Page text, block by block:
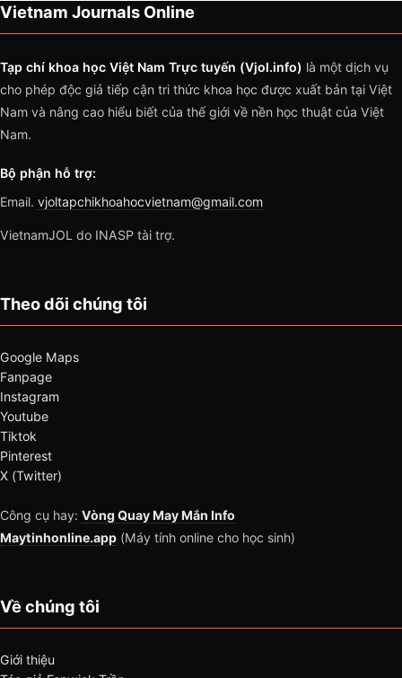
Vietnam Journals Online
Tạp chí khoa học Việt Nam Trực tuyến (Vjol.info) là một dịch vụ
cho phép độc giả tiếp cận tri thức khoa học được xuất bản tại Việt
Nam và nâng cao hiểu biết của thế giới về nền học thuật của Việt
Nam.
Bộ phận hỗ trợ:
Email. vjoltapchikhoahocvietnam@gmail.com
VietnamJOL do INASP tài trợ.
Theo dõi chúng tôi
Google Maps
Fanpage
Instagram
Youtube
Tiktok
Pinterest
X (Twitter)
Công cụ hay: Vòng Quay May Mắn Info
Maytinhonline.app (Máy tính online cho học sinh)
Về chúng tôi
Giới thiệu